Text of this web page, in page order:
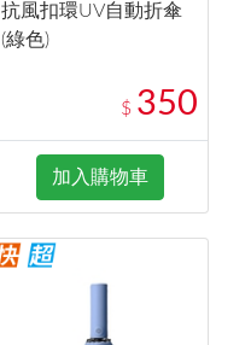
抗風扣環UV自動折傘
(綠色)
$ 350
加入購物車